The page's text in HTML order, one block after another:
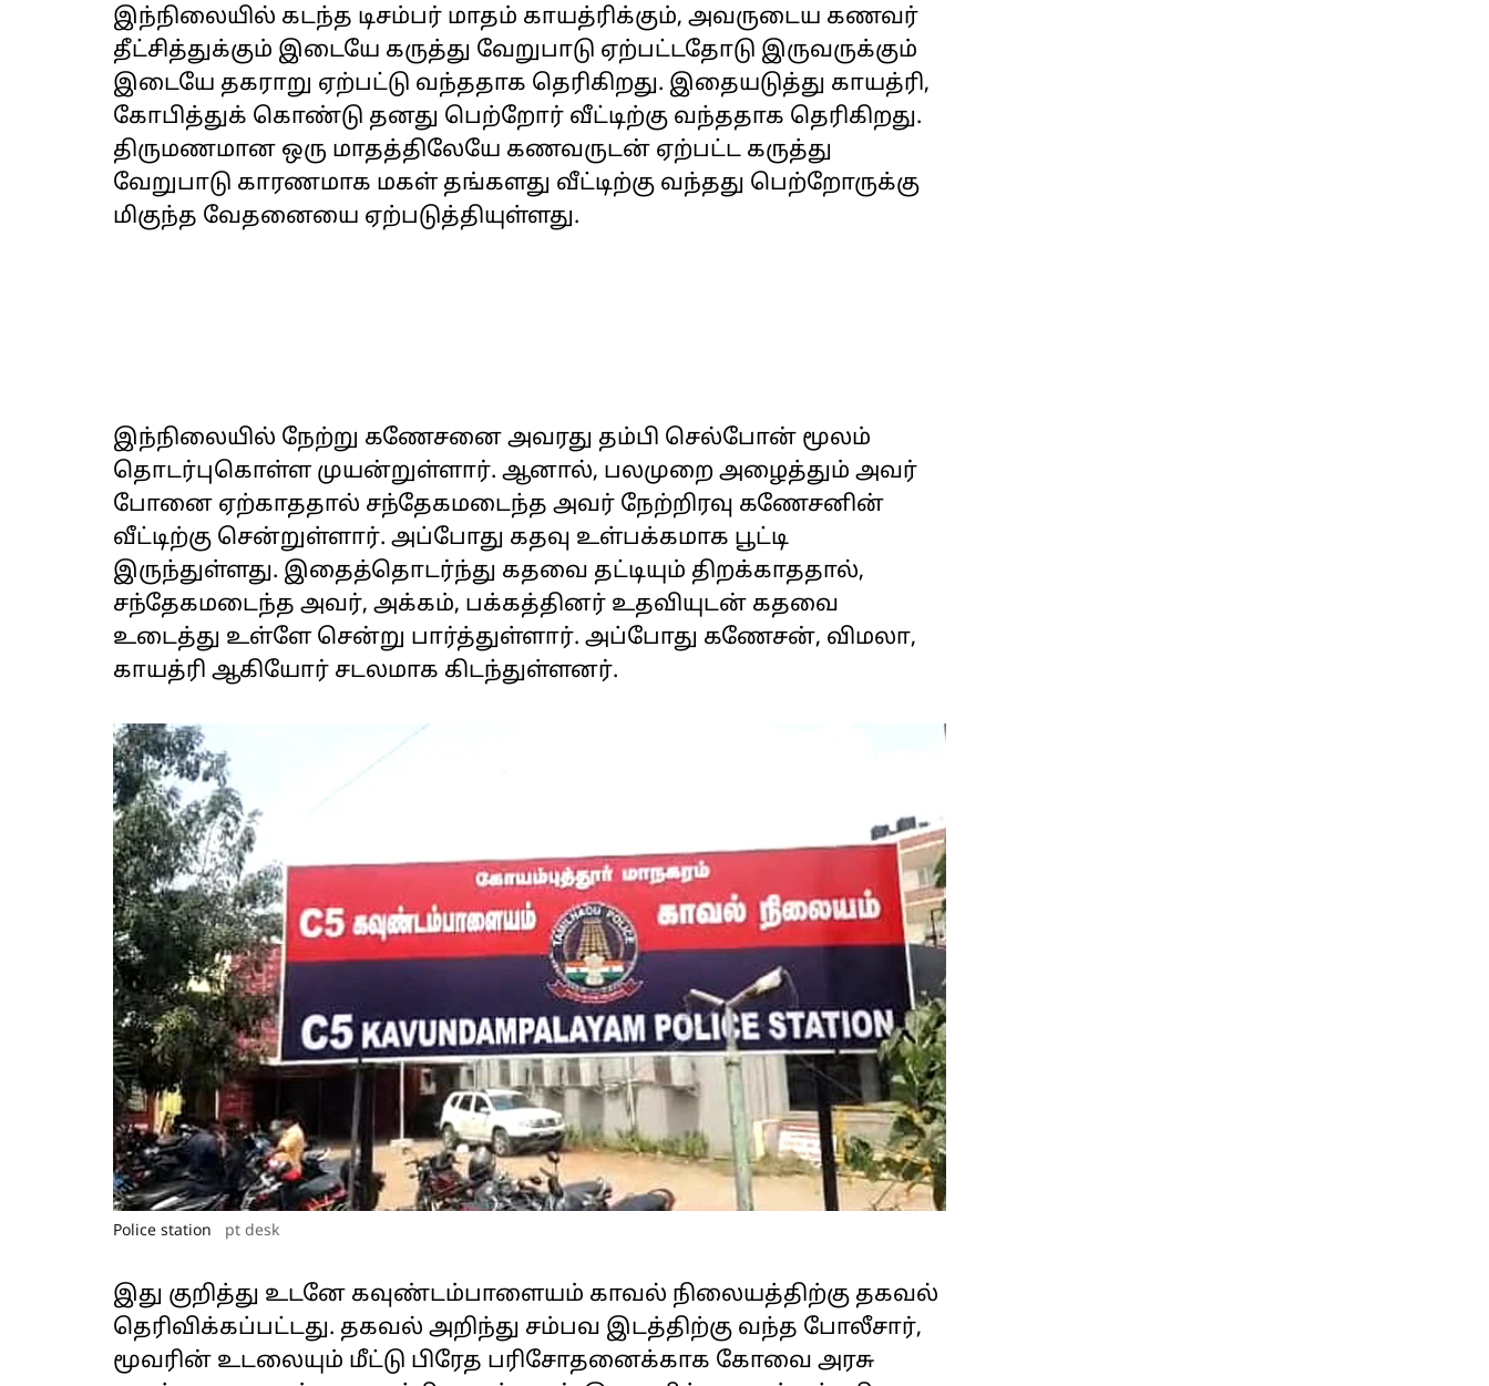
இந்நிலையில் கடந்த டிசம்பர் மாதம் காயத்ரிக்கும், அவருடைய கணவர்
தீட்சித்துக்கும் இடையே கருத்து வேறுபாடு ஏற்பட்டதோடு இருவருக்கும்
இடையே தகராறு ஏற்பட்டு வந்ததாக தெரிகிறது. இதையடுத்து காயத்ரி,
கோபித்துக் கொண்டு தனது பெற்றோர் வீட்டிற்கு வந்ததாக தெரிகிறது.
திருமணமான ஒரு மாதத்திலேயே கணவருடன் ஏற்பட்ட கருத்து
வேறுபாடு காரணமாக மகள் தங்களது வீட்டிற்கு வந்தது பெற்றோருக்கு
மிகுந்த வேதனையை ஏற்படுத்தியுள்ளது.
இந்நிலையில் நேற்று கணேசனை அவரது தம்பி செல்போன் மூலம்
தொடர்புகொள்ள முயன்றுள்ளார். ஆனால், பலமுறை அழைத்தும் அவர்
போனை ஏற்காததால் சந்தேகமடைந்த அவர் நேற்றிரவு கணேசனின்
வீட்டிற்கு சென்றுள்ளார். அப்போது கதவு உள்பக்கமாக பூட்டி
இருந்துள்ளது. இதைத்தொடர்ந்து கதவை தட்டியும் திறக்காததால்,
சந்தேகமடைந்த அவர், அக்கம், பக்கத்தினர் உதவியுடன் கதவை
உடைத்து உள்ளே சென்று பார்த்துள்ளார். அப்போது கணேசன், விமலா,
காயத்ரி ஆகியோர் சடலமாக கிடந்துள்ளனர்.
Police station pt desk
இது குறித்து உடனே கவுண்டம்பாளையம் காவல் நிலையத்திற்கு தகவல்
தெரிவிக்கப்பட்டது. தகவல் அறிந்து சம்பவ இடத்திற்கு வந்த போலீசார்,
மூவரின் உடலையும் மீட்டு பிரேத பரிசோதனைக்காக கோவை அரசு